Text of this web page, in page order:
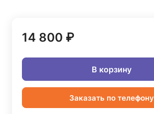
14 800 ₽
В корзину
Заказать по телефону